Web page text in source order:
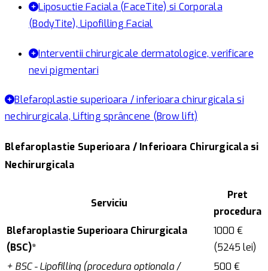
Liposuctie Faciala (FaceTite) si Corporala
(BodyTite), Lipofilling Facial
Interventii chirurgicale dermatologice, verificare
nevi pigmentari
Blefaroplastie superioara / inferioara chirurgicala si
nechirurgicala, Lifting sprâncene (Brow lift)
Blefaroplastie Superioara / Inferioara Chirurgicala si
Nechirurgicala
Serviciu
Pret
procedura
Blefaroplastie Superioara Chirurgicala
(BSC)*
1000 €
(5245 lei)
+ BSC - Lipofilling (procedura optionala /
500 €